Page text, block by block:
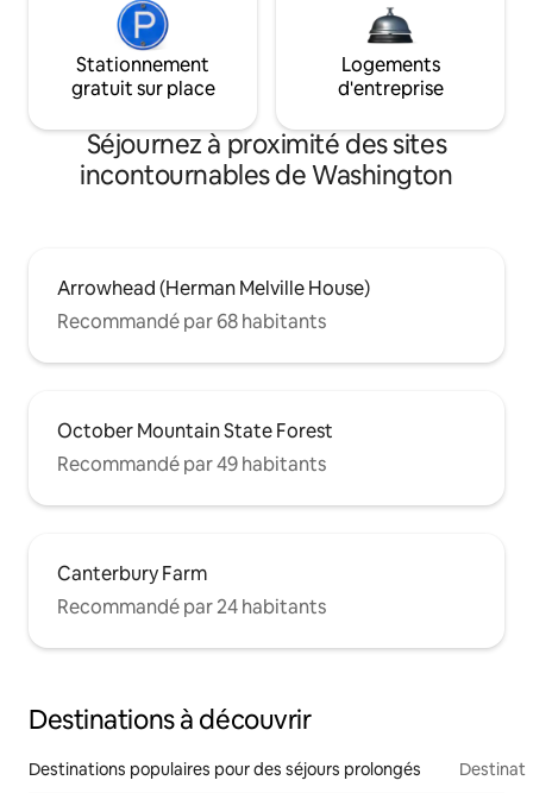
Stationnement
gratuit sur place
Logements
d'entreprise
Séjournez à proximité des sites
incontournables de Washington
Arrowhead (Herman Melville House)
Recommandé par 68 habitants
October Mountain State Forest
Recommandé par 49 habitants
Canterbury Farm
Recommandé par 24 habitants
Destinations à découvrir
Destinations populaires pour des séjours prolongés